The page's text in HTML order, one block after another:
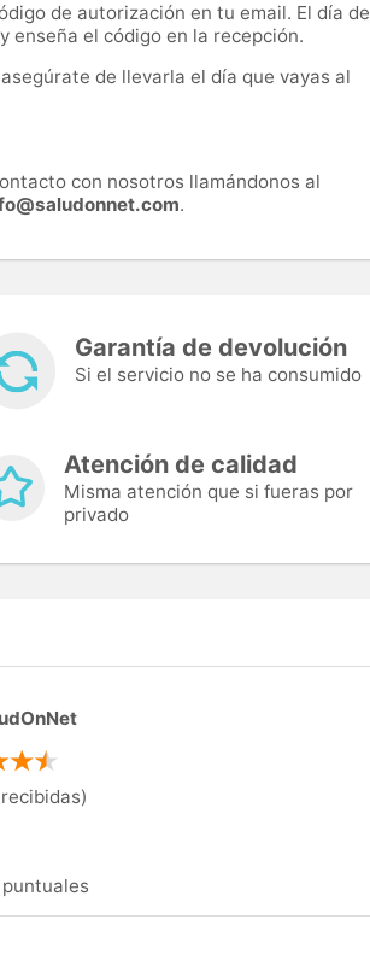
de autorización en tu email. El día de
enseña el código en la recepción.
de llevarla el día que vayas al
con nosotros llamándonos al
.
Garantía de devolución
Si el servicio no se ha consumido
Atención de calidad
Misma atención que si fueras por
privado